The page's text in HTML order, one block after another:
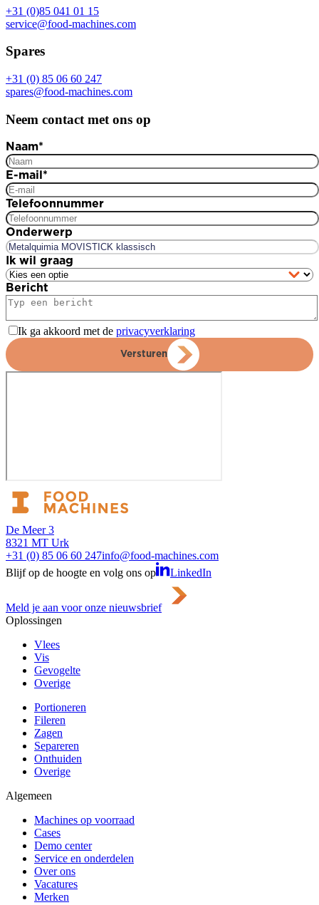
+31 (0)85 041 01 15
service@food-machines.com
Spares
+31 (0) 85 06 60 247
spares@food-machines.com
Neem contact met ons op
Naam*
E-mail *
Telefoonnummer
Onderwerp
Ik wil graag
Bericht
Ik ga akkoord met de privacyverklaring
Versturen
De Meer 3
8321 MT Urk
+31 (0) 85 06 60 247info@food-machines.com
Blijf op de hoogte en volg ons op
LinkedIn
Meld je aan voor onze nieuwsbrief
Oplossingen
Vlees
Vis
Gevogelte
Overige
Portioneren
Fileren
Zagen
Separeren
Onthuiden
Overige
Algemeen
Machines op voorraad
Cases
Demo center
Service en onderdelen
Over ons
Vacatures
Merken